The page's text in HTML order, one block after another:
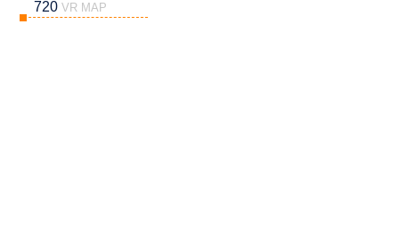
720 VR MAP